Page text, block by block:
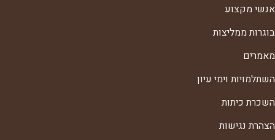
אנשי מקצוע
בוגרות ממליצות
מאמרים
השתלמויות וימי עיון
השכרת כיתות
הצהרת נגישות